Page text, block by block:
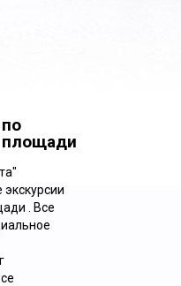
«9 ЛИЦ
площади
. Все